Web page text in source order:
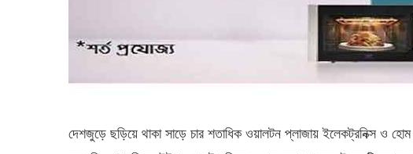
দেশজুড়ে ছড়িয়ে থাকা সাড়ে চার শতাধিক ওয়ালটন প্লাজায় ইলেকট্রনিক্স ও হোম